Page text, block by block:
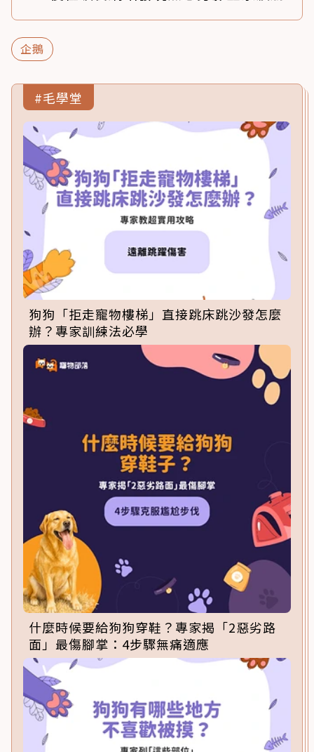
企鵝
#毛學堂
狗狗「拒走寵物樓梯」直接跳床跳沙發怎麼
辦？專家訓練法必學
什麼時候要給狗狗穿鞋？專家揭「2惡劣路
面」最傷腳掌：4步驟無痛適應